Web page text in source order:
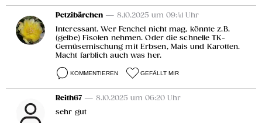
Petzibärchen — 8.10.2025 um 09:41 Uhr
Interessant. Wer Fenchel nicht mag, könnte z.B.
(gelbe) Fisolen nehmen. Oder die schnelle TK-
Gemüsemischung mit Erbsen, Mais und Karotten.
Macht farblich auch was her.
KOMMENTIEREN GEFÄLLT MIR
Reith67 — 8.10.2025 um 06:20 Uhr
sehr gut